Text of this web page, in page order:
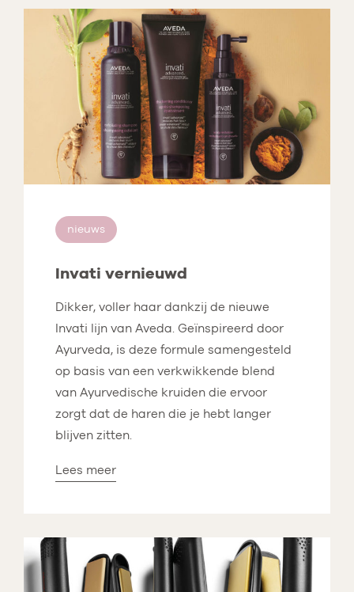
nieuws
Invati vernieuwd
Dikker, voller haar dankzij de nieuwe
Invati lijn van Aveda. Geïnspireerd door
Ayurveda, is deze formule samengesteld
op basis van een verkwikkende blend
van Ayurvedische kruiden die ervoor
zorgt dat de haren die je hebt langer
blijven zitten.
Lees meer